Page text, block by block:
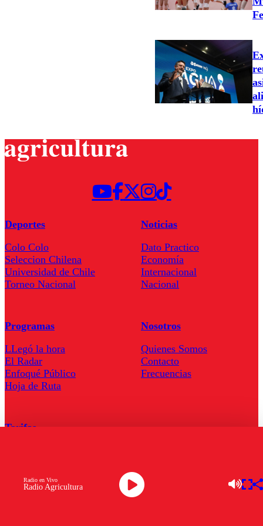
Radio Agricultura
Radio en Vivo
Deportes
Colo Colo
Seleccion Chilena
Universidad de Chile
Torneo Nacional
Noticias
Dato Practico
Economía
Internacional
Nacional
Programas
LLegó la hora
El Radar
Enfoqué Público
Hoja de Ruta
Nosotros
Quienes Somos
Contacto
Frecuencias
Tarifas